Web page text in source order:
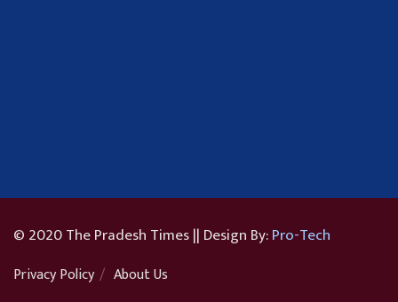
© 2020 The Pradesh Times || Design By:Pro-Tech
Privacy Policy About Us